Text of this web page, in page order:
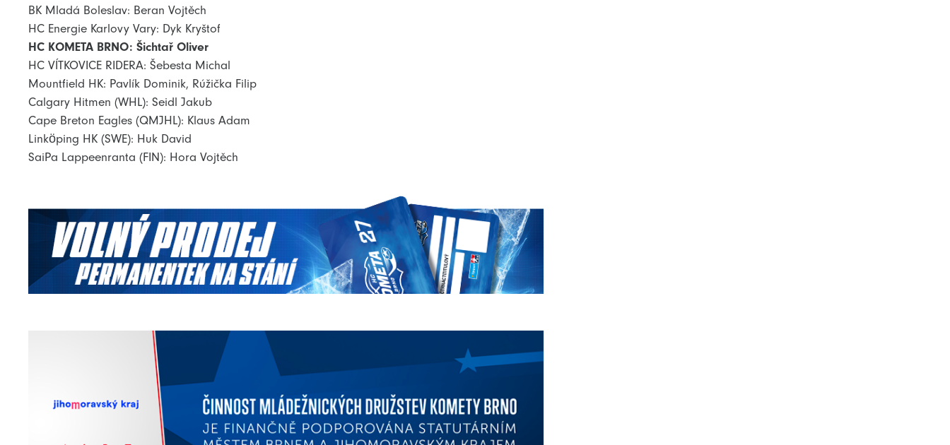
BK Mladá Boleslav: Beran Vojtěch
HC Energie Karlovy Vary: Dyk Kryštof
HC KOMETA BRNO: Šichtař Oliver
HC VÍTKOVICE RIDERA: Šebesta Michal
Mountfield HK: Pavlík Dominik, Rúžička Filip
Calgary Hitmen (WHL): Seidl Jakub
Cape Breton Eagles (QMJHL): Klaus Adam
Linköping HK (SWE): Huk David
SaiPa Lappeenranta (FIN): Hora Vojtěch